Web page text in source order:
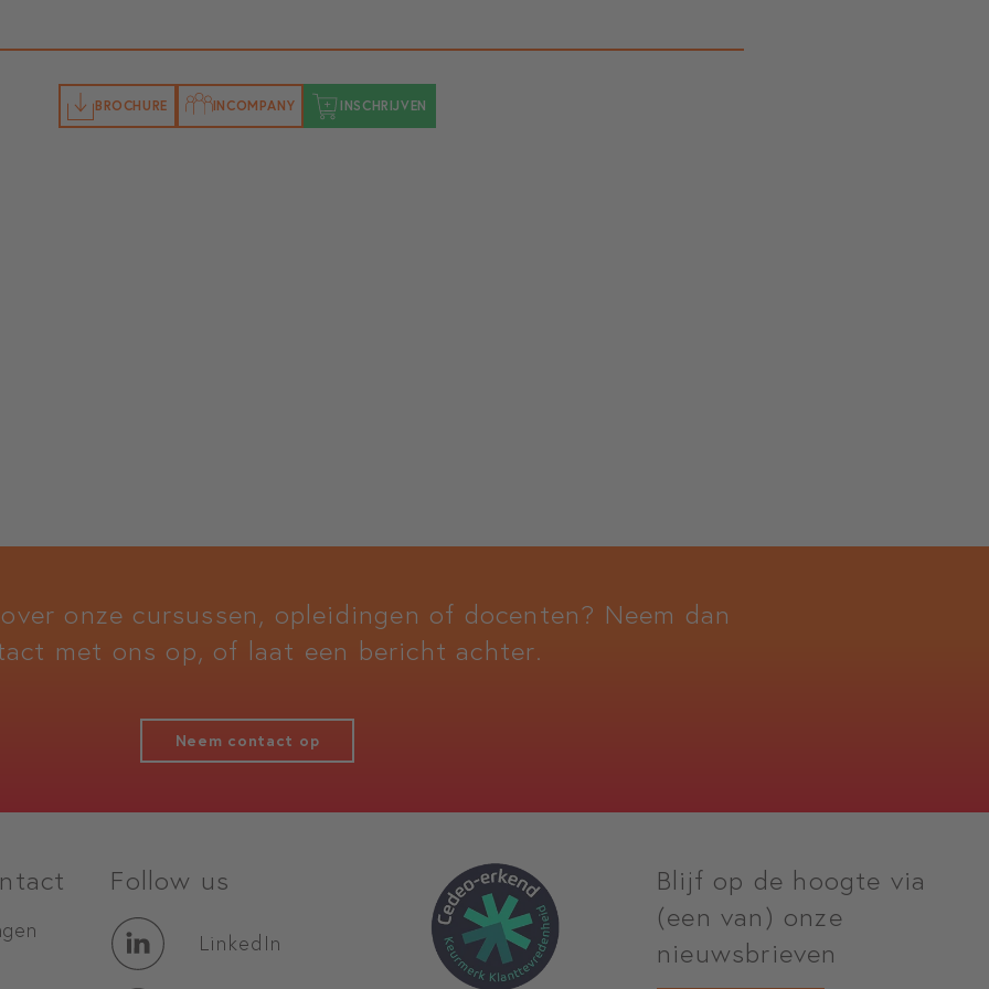
BROCHURE INCOMPANY INSCHRIJVEN
onze cursussen, opleidingen of docenten? Neem dan
met ons op, of laat een bericht achter.
Neem contact op
Follow us
LinkedIn
Blijf op de hoogte via
(een van) onze
nieuwsbrieven